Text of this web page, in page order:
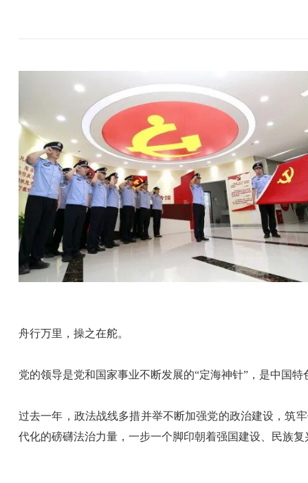
舟行万里，操之在舵。
党的领导是党和国家事业不断发展的“定海神针”，是中国
过去一年，政法战线多措并举不断加强党的政治建设，筑
代化的磅礴法治力量，一步一个脚印朝着强国建设、民族